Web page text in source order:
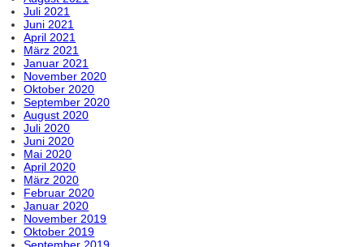
Juli 2021
Juni 2021
April 2021
März 2021
Januar 2021
November 2020
Oktober 2020
September 2020
August 2020
Juli 2020
Juni 2020
Mai 2020
April 2020
März 2020
Februar 2020
Januar 2020
November 2019
Oktober 2019
September 2019